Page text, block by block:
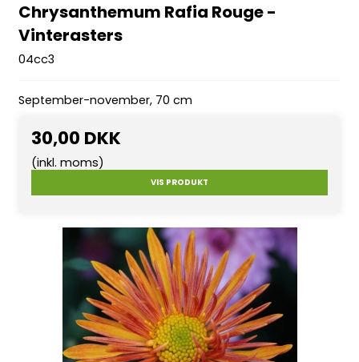
Chrysanthemum Rafia Rouge -
Vinterasters
04cc3
September-november, 70 cm
30,00 DKK
(inkl. moms)
VIS PRODUKT